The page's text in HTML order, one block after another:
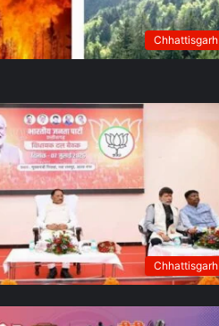
Chhattisgarh
Chhattisgarh